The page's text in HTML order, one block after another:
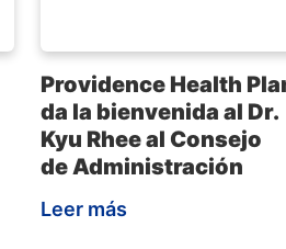
Providence Health
da la bienvenida al Dr.
Kyu Rhee al Consejo
de Administración
Leer más